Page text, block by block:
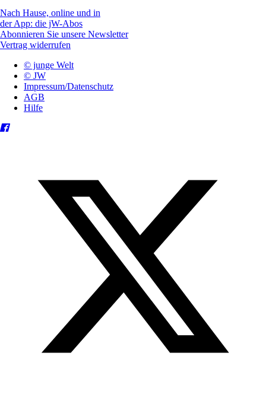
Nach Hause, online und in
der App: die jW-Abos
Abonnieren Sie unsere Newsletter
Vertrag widerrufen
© junge Welt
© JW
Impressum/Datenschutz
AGB
Hilfe